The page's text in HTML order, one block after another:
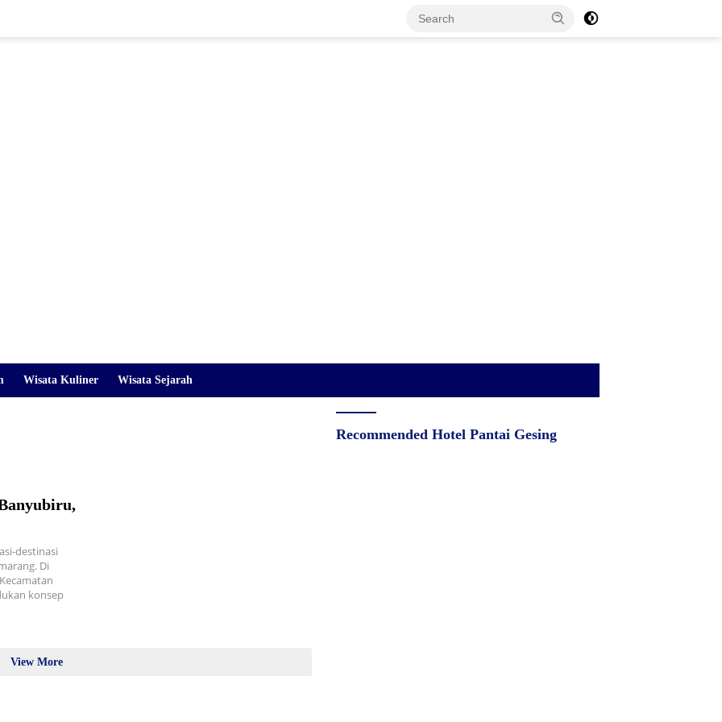
Wisata Kuliner Wisata Sejarah
destinasi
Di
konsep
View More
Recommended Hotel Pantai Gesing